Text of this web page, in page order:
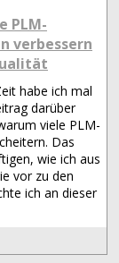
PLM-
verbessern
habe ich mal
darüber
viele PLM-
Das
wie ich aus
vor zu den
ich an dieser